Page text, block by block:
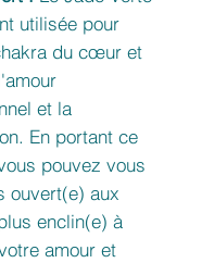
utilisée pour
du cœur et
et la
En portant ce
pouvez vous
ouvert(e) aux
enclin(e) à
amour et